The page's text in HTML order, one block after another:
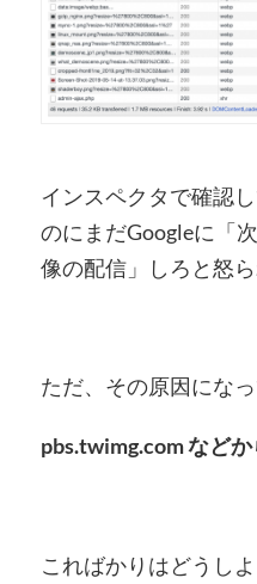
インスペクタで確認
のにまだGoogleに「
像の配信」しろと怒
ただ、その原因にな
pbs.twimg.com など
こればかりはどうし